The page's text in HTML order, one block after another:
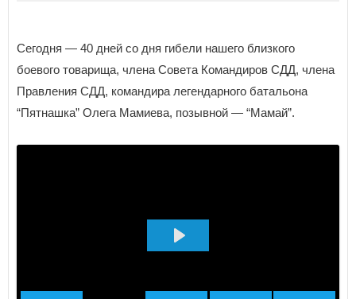
Сегодня — 40 дней со дня гибели нашего близкого
боевого товарища, члена Совета Командиров СДД, члена
Правления СДД, командира легендарного батальона
“Пятнашка” Олега Мамиева, позывной — “Мамай”.